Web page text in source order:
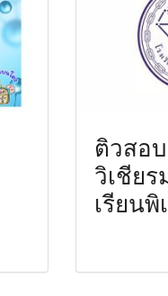
ติวสอ
วิเชีย
เรียน